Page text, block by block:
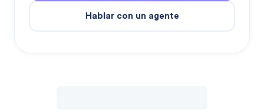
Hablar con un agente